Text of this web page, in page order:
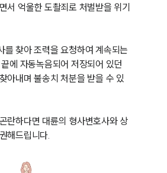
서 억울한 도촬죄로 처벌받을 위기
를 찾아 조력을 요청하여 계속되는
에 자동녹음되어 저장되어 있던
아내며 불송치 처분을 받을 수 있
란하다면 대륜의 형사변호사와 상
해드립니다.